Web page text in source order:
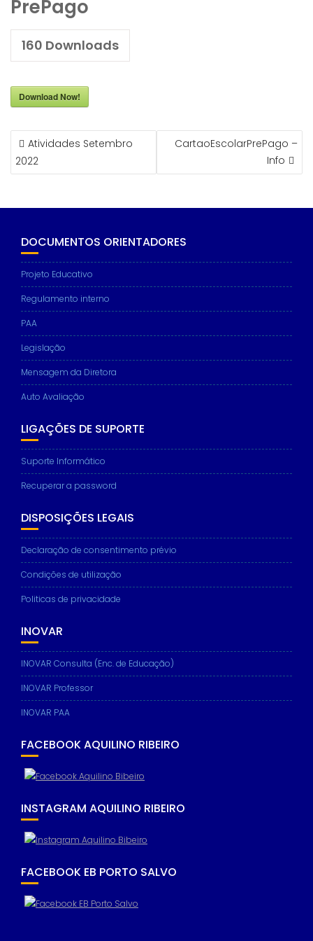
PrePago
160 Downloads
Download Now!
NAVEGAÇÃO
DE
ARTIGOS
Atividades Setembro
2022
CartaoEscolarPrePago –
Info
DOCUMENTOS ORIENTADORES
Projeto Educativo
Regulamento interno
PAA
Legislação
Mensagem da Diretora
Auto Avaliação
LIGAÇÕES DE SUPORTE
Suporte Informático
Recuperar a password
DISPOSIÇÕES LEGAIS
Declaração de consentimento prévio
Condições de utilização
Politicas de privacidade
INOVAR
INOVAR Consulta (Enc. de Educação)
INOVAR Professor
INOVAR PAA
FACEBOOK AQUILINO RIBEIRO
INSTAGRAM AQUILINO RIBEIRO
FACEBOOK EB PORTO SALVO